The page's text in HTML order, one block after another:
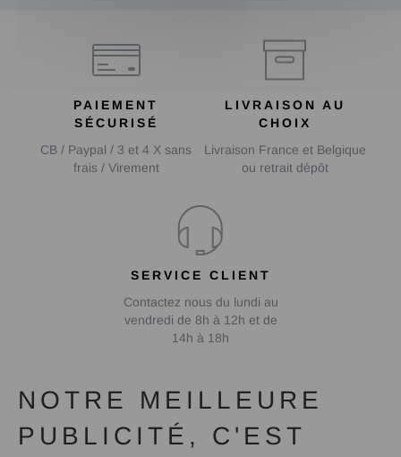
PAIEMENT
SÉCURISÉ
CB / Paypal / 3 et 4 X sans
frais / Virement
LIVRAISON AU
CHOIX
Livraison France et Belgique
ou retrait dépôt
SERVICE CLIENT
Contactez nous du lundi au
vendredi de 8h à 12h et de
14h à 18h
NOTRE MEILLEURE
PUBLICITÉ, C'EST